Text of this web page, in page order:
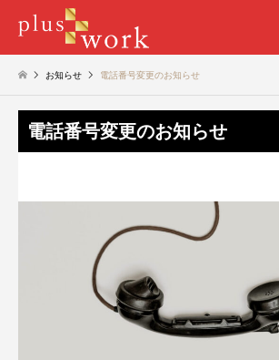
お知らせ 電話番号変更のお知らせ
電話番号変更のお知らせ